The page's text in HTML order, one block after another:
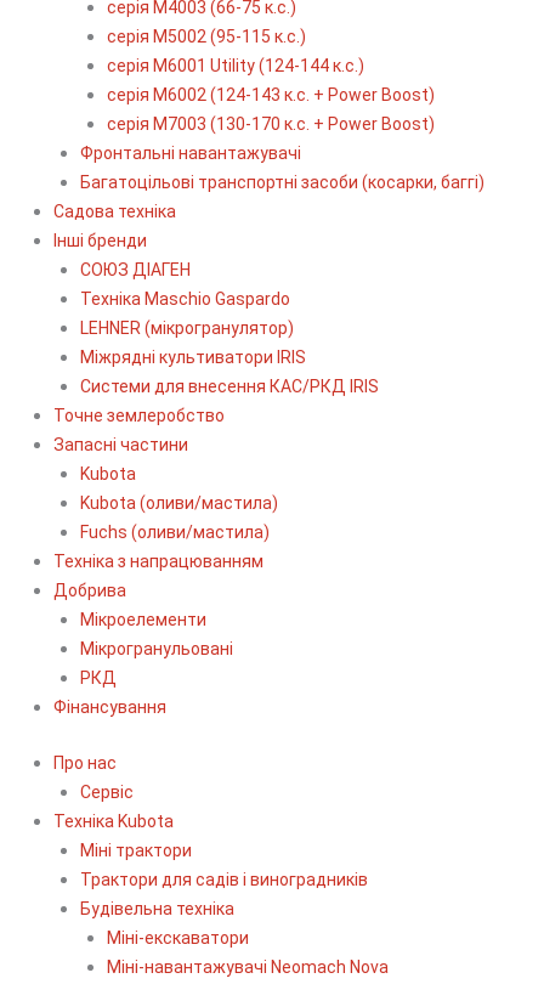
серія М4003 (66-75 к.с.)
серія М5002 (95-115 к.с.)
серія M6001 Utility (124-144 к.с.)
серія М6002 (124-143 к.с. + Power Boost)
серія М7003 (130-170 к.с. + Power Boost)
Фронтальні навантажувачі
Багатоцільові транспортні засоби (косарки, баггі)
Садова техніка
Інші бренди
СОЮЗ ДІАГЕН
Техніка Maschio Gaspardo
LEHNER (мікрогранулятор)
Міжрядні культиватори IRIS
Системи для внесення КАС/РКД IRIS
Точне землеробство
Запасні частини
Kubota
Kubota (оливи/мастила)
Fuchs (оливи/мастила)
Техніка з напрацюванням
Добрива
Мікроелементи
Мікрогранульовані
РКД
Фінансування
Про нас
Сервіс
Технiка Kubota
Міні трактори
Трактори для садів і виноградників
Будівельна техніка
Міні-екскаватори
Міні-навантажувачі Neomach Nova